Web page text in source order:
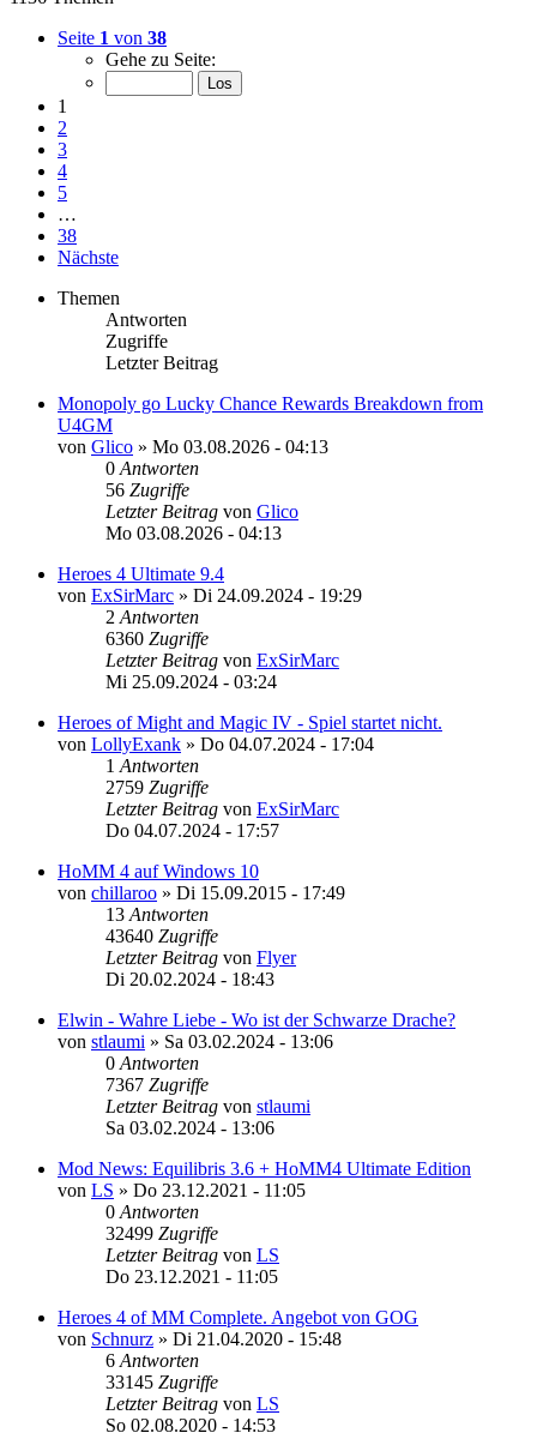
Seite 1 von 38
Gehe zu Seite:
1
2
3
4
5
…
38
Nächste
Themen
Antworten
Zugriffe
Letzter Beitrag
Monopoly go Lucky Chance Rewards Breakdown from
U4GM
von Glico » Mo 03.08.2026 - 04:13
0 Antworten
56 Zugriffe
Letzter Beitrag von Glico
Mo 03.08.2026 - 04:13
Heroes 4 Ultimate 9.4
von ExSirMarc » Di 24.09.2024 - 19:29
2 Antworten
6360 Zugriffe
Letzter Beitrag von ExSirMarc
Mi 25.09.2024 - 03:24
Heroes of Might and Magic IV - Spiel startet nicht.
von LollyExank » Do 04.07.2024 - 17:04
1 Antworten
2759 Zugriffe
Letzter Beitrag von ExSirMarc
Do 04.07.2024 - 17:57
HoMM 4 auf Windows 10
von chillaroo » Di 15.09.2015 - 17:49
13 Antworten
43640 Zugriffe
Letzter Beitrag von Flyer
Di 20.02.2024 - 18:43
Elwin - Wahre Liebe - Wo ist der Schwarze Drache?
von stlaumi » Sa 03.02.2024 - 13:06
0 Antworten
7367 Zugriffe
Letzter Beitrag von stlaumi
Sa 03.02.2024 - 13:06
Mod News: Equilibris 3.6 + HoMM4 Ultimate Edition
von LS » Do 23.12.2021 - 11:05
0 Antworten
32499 Zugriffe
Letzter Beitrag von LS
Do 23.12.2021 - 11:05
Heroes 4 of MM Complete. Angebot von GOG
von Schnurz » Di 21.04.2020 - 15:48
6 Antworten
33145 Zugriffe
Letzter Beitrag von LS
So 02.08.2020 - 14:53